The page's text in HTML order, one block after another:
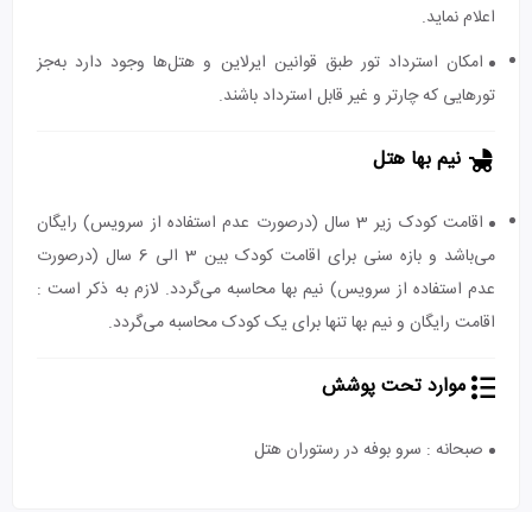
اعلام نماید.
امکان استرداد تور طبق قوانین ایرلاین و هتل‌ها وجود دارد به‌جز
تورهایی که چارتر و غیر قابل استرداد باشند.
نیم بها هتل
اقامت کودک زیر 3 سال (درصورت عدم استفاده از سرویس) رایگان
می‌باشد و بازه سنی برای اقامت کودک بین 3 الی 6 سال (درصورت
عدم استفاده از سرویس) نیم بها محاسبه می‌گردد. لازم به ذکر است :
اقامت رایگان و نیم بها تنها برای یک کودک محاسبه می‌گردد.
موارد تحت پوشش
صبحانه : سرو بوفه در رستوران هتل